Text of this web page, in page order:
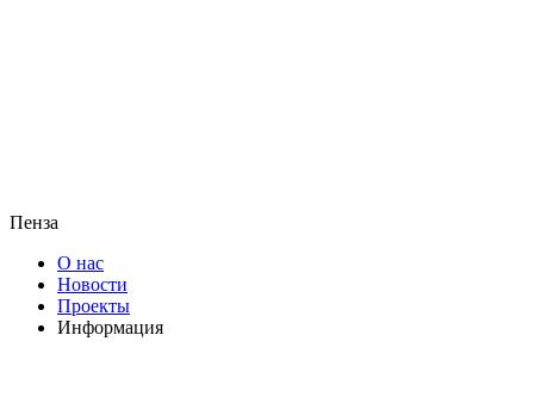
Пенза
О нас
Новости
Проекты
Информация